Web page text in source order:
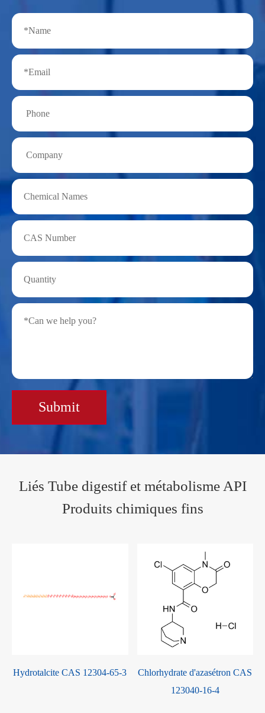
Submit
Liés Tube digestif et métabolisme API
Produits chimiques fins
Hydrotalcite CAS 12304-65-3
Chlorhydrate d'azasétron CAS
123040-16-4